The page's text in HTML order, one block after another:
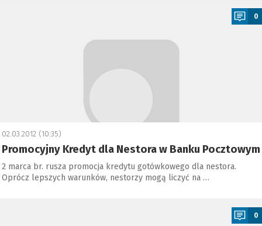
0
02.03.2012 (10:35)
Promocyjny Kredyt dla Nestora w Banku Pocztowym
2 marca br. rusza promocja kredytu gotówkowego dla nestora.
Oprócz lepszych warunków, nestorzy mogą liczyć na …
0